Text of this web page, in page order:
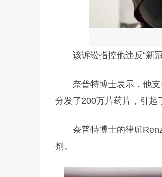
该诉讼指控他违反“新
奈普特博士表示，他
分发了200万片药片，引起
奈普特博士的律师
剂。